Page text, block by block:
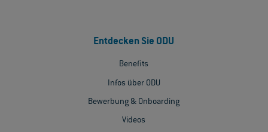
Entdecken Sie ODU
Benefits
Infos über ODU
Bewerbung & Onboarding
Videos